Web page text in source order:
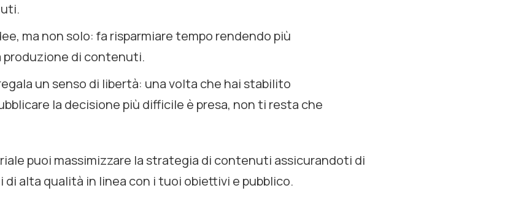
ma non solo: fa risparmiare tempo rendendo più
produzione di contenuti.
un senso di libertà: una volta che hai stabilito
la decisione più difficile è presa, non ti resta che
puoi massimizzare la strategia di contenuti assicurandoti di
di alta qualità in linea con i tuoi obiettivi e pubblico.